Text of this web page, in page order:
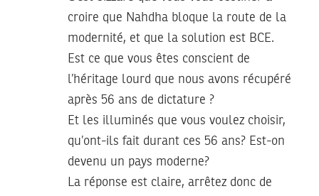
croire que Nahdha bloque la route de la
modernité, et que la solution est BCE.
Est ce que vous êtes conscient de
l’héritage lourd que nous avons récupéré
après 56 ans de dictature ?
Et les illuminés que vous voulez choisir,
qu’ont-ils fait durant ces 56 ans? Est-on
devenu un pays moderne?
La réponse est claire, arrêtez donc de